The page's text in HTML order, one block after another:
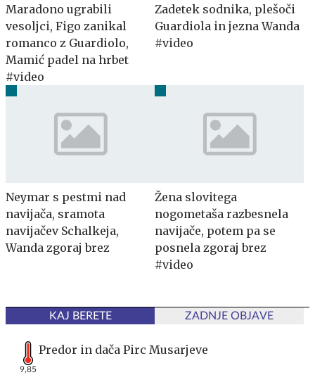
Maradono ugrabili
vesoljci, Figo zanikal
romanco z Guardiolo,
Mamić padel na hrbet
#video
Zadetek sodnika, plešoči
Guardiola in jezna Wanda
#video
Neymar s pestmi nad
navijača, sramota
navijačev Schalkeja,
Wanda zgoraj brez
Žena slovitega
nogometaša razbesnela
navijače, potem pa se
posnela zgoraj brez
#video
KAJ BERETE ZADNJE OBJAVE
9,85
Predor in dača Pirc Musarjeve